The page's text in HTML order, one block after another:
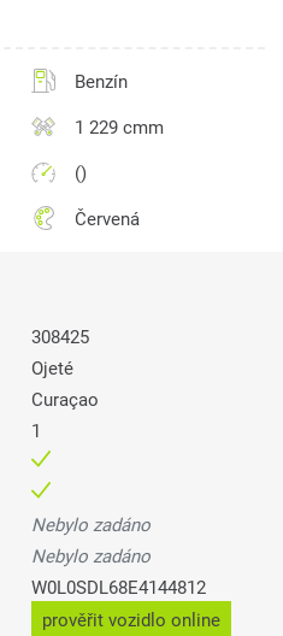
Benzín
1 229 cmm
()
Červená
308425
Ojeté
Curaçao
1
Nebylo zadáno
Nebylo zadáno
W0L0SDL68E4144812
prověřit vozidlo online